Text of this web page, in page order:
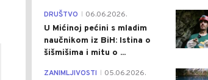
DRUŠTVO 06.06.2026.
U Mićinoj pećini s mladim
naučnikom iz BiH: Istina o
šišmišima i mitu o ...
ZANIMLJIVOSTI 05.06.2026.